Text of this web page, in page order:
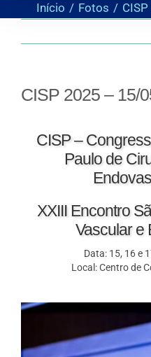
Início Fotos
CISP 2025 – 15/
CISP –
Paulo de
XXIII Encontro
Vascular e
Data: 15, 16 e
Local: Centro de